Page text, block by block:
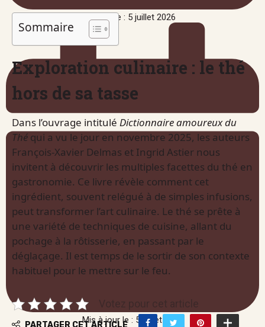
Publié le : 5 juillet 2026
Mis à jour le : 5 juillet 2026
Sommaire
Exploration culinaire : le thé
hors de sa tasse
Dans l’ouvrage intitulé Dictionnaire amoureux du
Thé qui a vu le jour en novembre 2025, les auteurs
François-Xavier Delmas et Ingrid Astier nous
invitent à découvrir les multiples facettes du thé en
gastronomie. Ce livre révèle comment cet
ingrédient, souvent relégué à de simples infusions,
peut transformer l’art culinaire. Le thé se prête à
une variété de techniques de cuisine, allant du
pochage à la rôtisserie, en passant par le
déglaçage. Il est temps de le sortir de son contexte
habituel pour le mettre sur le feu.
Votez pour cet article
PARTAGER CET ARTICLE